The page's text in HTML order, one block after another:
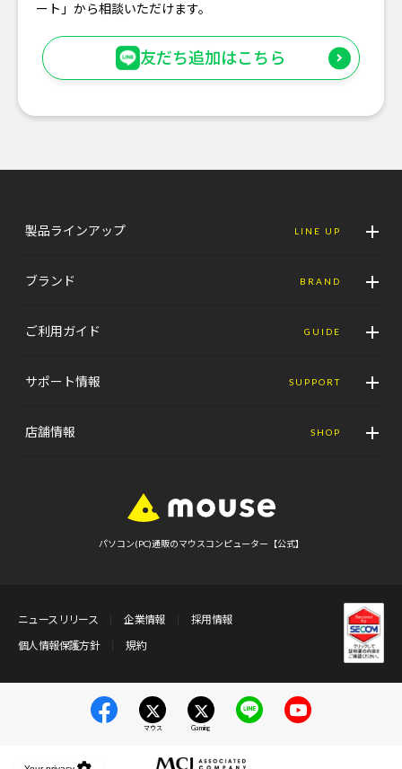
ート」から相談いただけます。
友だち追加はこちら
製品ラインアップ LINE UP
ブランド BRAND
ご利用ガイド GUIDE
サポート情報 SUPPORT
店舗情報 SHOP
パソコン(PC)通販のマウスコンピューター【公式】
ニュースリリース 企業情報
採用情報
個人情報保護方針
規約
マウス Gaming